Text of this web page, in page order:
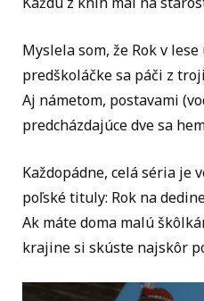
Myslela som, že Rok v
predškoláčke sa páči z
Aj námetom, postavami
predcházdajúce dve sa
Každopádne, celá séria je
poľské tituly: Rok na
Ak máte doma malú
krajine si skúste najskôr